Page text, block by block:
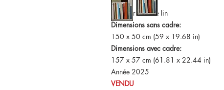
huile sur toile de lin
Dimensions sans cadre:
150 x 50 cm (59 x 19.68 in)
Dimensions avec cadre:
157 x 57 cm (61.81 x 22.44 in)
Année 2025
VENDU